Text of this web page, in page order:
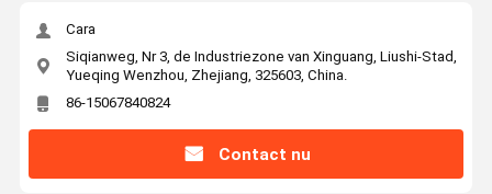
Cara
Siqianweg, Nr 3, de Industriezone van Xinguang, Liushi-Stad,
Yueqing Wenzhou, Zhejiang, 325603, China.
86-15067840824
Contact nu